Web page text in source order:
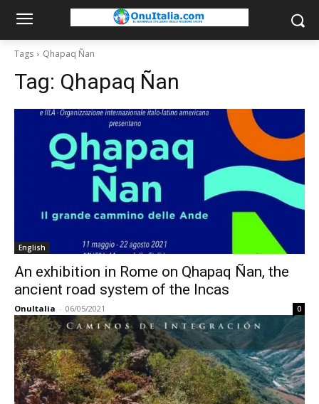
Tags Qhapaq Ñan
Tag: Qhapaq Ñan
English
An exhibition in Rome on Qhapaq Ñan, the
ancient road system of the Incas
OnuItalia - 06/05/2021 0